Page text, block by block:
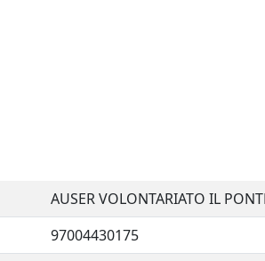
AUSER VOLONTARIATO IL
97004430175